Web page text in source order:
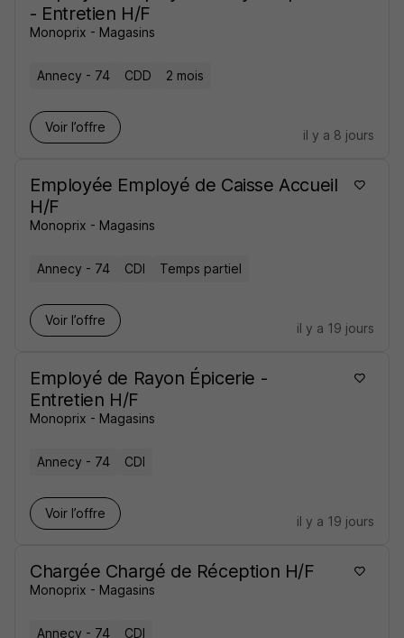
- Entretien H/F
Monoprix - Magasins
Annecy - 74 CDD 2 mois
Voir l’offre
il y a 8 jours
Employée Employé de Caisse Accueil
H/F
Monoprix - Magasins
Annecy - 74 CDI Temps partiel
Voir l’offre
il y a 19 jours
Employé de Rayon Épicerie -
Entretien H/F
Monoprix - Magasins
Annecy - 74 CDI
Voir l’offre
il y a 19 jours
Chargée Chargé de Réception H/F
Monoprix - Magasins
Annecy - 74 CDI